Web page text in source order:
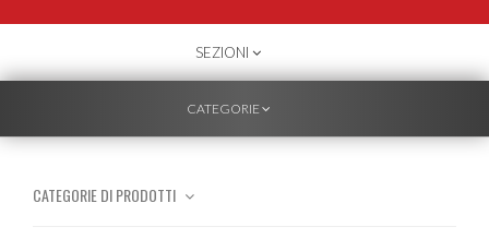
TOGGLE
NAVIGATION
SEZIONI
TOGGLE
CATEGORIE
CATEGORIE DI PRODOTTI